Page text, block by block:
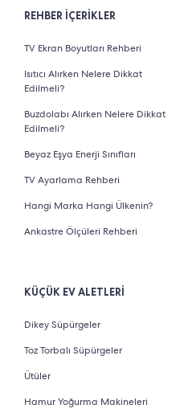
bataryalı kişisel bakım
pil ile çalışan ürünler de
BaByliss, en iyi erkek
seçenekleri sunar. Bu
için gerekli tüm
ulaşabilmek mümkün
tıraş makineleri
ile gelen BaByliss
çelik kesme bıçakları
deneyimi vadeder.
saç ve sakalları istenen
Sinekkaydı tıraş için
REHBER İÇERİKLER
TV Ekran Boyutları Rehberi
Isıtıcı Alırken Nelere Dikkat
Edilmeli?
Buzdolabı Alırken Nelere Dikkat
Edilmeli?
Beyaz Eşya Enerji Sınıfları
TV Ayarlama Rehberi
Hangi Marka Hangi Ülkenin?
Ankastre Ölçüleri Rehberi
KÜÇÜK EV ALETLERİ
Dikey Süpürgeler
Toz Torbalı Süpürgeler
Ütüler
Hamur Yoğurma Makineleri